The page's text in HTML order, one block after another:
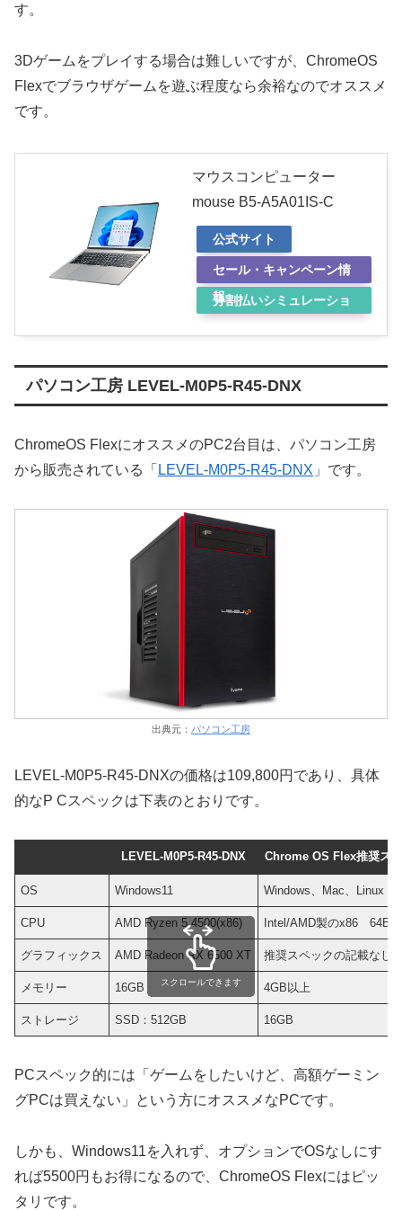
す。
3Dゲームをプレイする場合は難しいですが、ChromeOS
Flexでブラウザゲームを遊ぶ程度なら余裕なのでオススメ
です。
マウスコンピューター
mouse B5-A5A01IS-C
公式サイト
セール・キャンペーン情
報
分割払いシミュレーショ
パソコン工房 LEVEL-M0P5-R45-DNX
ChromeOS FlexにオススメのPC2台目は、パソコン工房
から販売されている「 LEVEL-M0P5-R45-DNX 」です。
出典元： パソコン工房
LEVEL-M0P5-R45-DNXの価格は109,800円であり、具体
的なP Cスペックは下表のとおりです。
LEVEL-M0P5-R45-DNX Chrome OS Flex推奨ス
OS Windows11 Windows、Mac、Linux
CPU AMD Ryzen 5 4500(x86) Intel/AMD製のx86 64Bit
グラフィックス AMD Radeon RX 6500 XT 推奨スペックの記載なし
メモリー 16GB 4GB以上
ストレージ SSD：512GB 16GB
スクロールできます
PCスペック的には「ゲームをしたいけど、高額ゲーミン
グPCは買えない」という方にオススメなPCです。
しかも、Windows11を入れず、オプションでOSなしにす
れば5500円もお得になるので、ChromeOS Flexにはピッ
タリです。